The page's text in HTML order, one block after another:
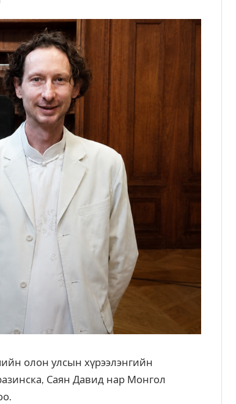
олон улсын хүрээлэнгийн
Саян Давид нар Монгол